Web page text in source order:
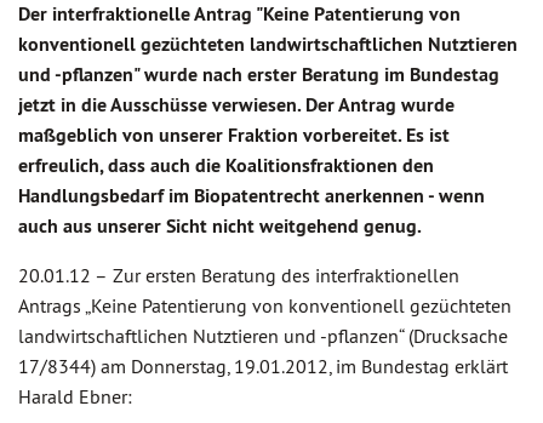
Der interfraktionelle Antrag "Keine Patentierung von
konventionell gezüchteten landwirtschaftlichen Nutztieren
und -pflanzen" wurde nach erster Beratung im Bundestag
jetzt in die Ausschüsse verwiesen. Der Antrag wurde
maßgeblich von unserer Fraktion vorbereitet. Es ist
erfreulich, dass auch die Koalitionsfraktionen den
Handlungsbedarf im Biopatentrecht anerkennen - wenn
auch aus unserer Sicht nicht weitgehend genug.
20.01.12 – Zur ersten Beratung des interfraktionellen
Antrags „Keine Patentierung von konventionell gezüchteten
landwirtschaftlichen Nutztieren und -pflanzen“ (Drucksache
17/8344) am Donnerstag, 19.01.2012, im Bundestag erklärt
Harald Ebner: